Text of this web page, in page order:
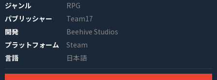
ジャンル
RPG
パブリッシャー
Team17
開発
Beehive Studios
プラットフォーム
Steam
言語
日本語